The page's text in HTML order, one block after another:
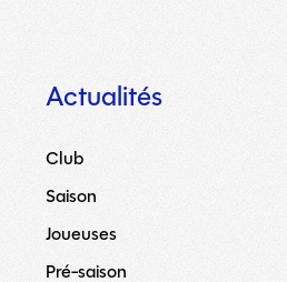
Actualités
Club
Saison
Joueuses
Pré-saison